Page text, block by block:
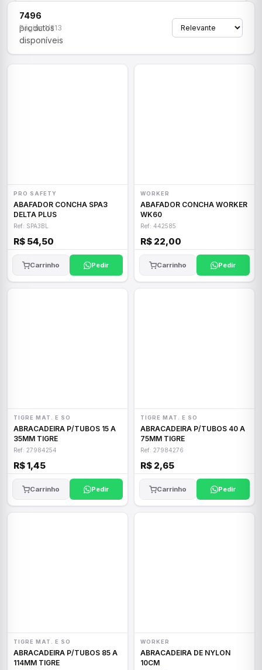
7496
produtos
disponíveis
Página 1/313
PRO SAFETY
ABAFADOR CONCHA SPA3
DELTA PLUS
Ref: SPA3BL
R$ 54,50
Carrinho Pedir
WORKER
ABAFADOR CONCHA WORKER
WK60
Ref: 442585
R$ 22,00
Carrinho Pedir
TIGRE MAT. E SO
ABRACADEIRA P/TUBOS 15 A
35MM TIGRE
Ref: 27984254
R$ 1,45
Carrinho Pedir
TIGRE MAT. E SO
ABRACADEIRA P/TUBOS 40 A
75MM TIGRE
Ref: 27984276
R$ 2,65
Carrinho Pedir
TIGRE MAT. E SO
ABRACADEIRA P/TUBOS 85 A
114MM TIGRE
WORKER
ABRACADEIRA DE NYLON
10CM